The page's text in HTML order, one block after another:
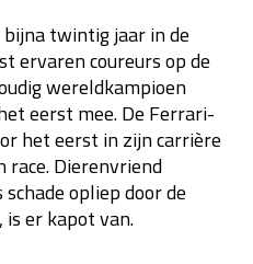
za 23:00 - 00:00
zo 21:00 - 23:00
30 okt - 01 nov
za 19:00 - 20:00
zo 18:00 - 20:00
twintig jaar in de
ervaren coureurs op de
wereldkampioen
eerst mee. De Ferrari-
het eerst in zijn carrière
race. Dierenvriend
opliep door de
er kapot van.